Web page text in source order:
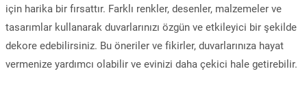
için harika bir fırsattır. Farklı renkler, desenler, malzemeler ve
tasarımlar kullanarak duvarlarınızı özgün ve etkileyici bir şekilde
dekore edebilirsiniz. Bu öneriler ve fikirler, duvarlarınıza hayat
vermenize yardımcı olabilir ve evinizi daha çekici hale getirebilir.